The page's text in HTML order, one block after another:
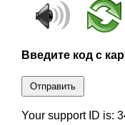
Введите код с
Отправить
Your support ID is: